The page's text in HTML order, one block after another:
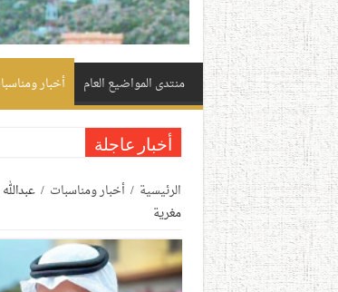
منتدى المواضيع العام أخبار
أخبار عاجلة
الرئيسية / أخبار ومناسبات /
مغرية